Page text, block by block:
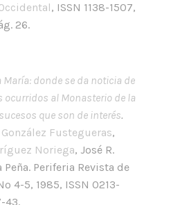
, ISSN 1138-1507,
26.
María: donde se da noticia de
ocurridos al Monasterio de la
que son de interés.
Fustegueras,
Noriega, José R.
Peña. Periferia Revista de
4-5, 1985, ISSN 0213-
43.